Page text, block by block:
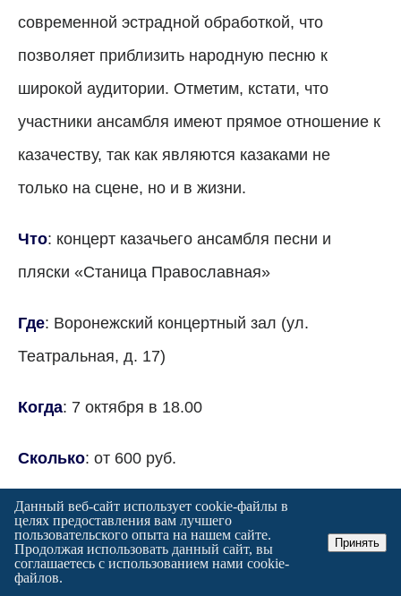
современной эстрадной обработкой, что
позволяет приблизить народную песню к
широкой аудитории. Отметим, кстати, что
участники ансамбля имеют прямое отношение к
казачеству, так как являются казаками не
только на сцене, но и в жизни.
Что: концерт казачьего ансамбля песни и
пляски «Станица Православная»
Где: Воронежский концертный зал (ул.
Театральная, д. 17)
Когда: 7 октября в 18.00
Сколько: от 600 руб.
Фото организаторов
в Дзен.
Данный веб-сайт использует cookie-файлы в
целях предоставления вам лучшего
пользовательского опыта на нашем сайте.
Продолжая использовать данный сайт, вы
соглашаетесь с использованием нами cookie-
файлов.
Принять